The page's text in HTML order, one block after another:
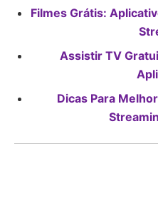
Filmes Grátis:
Assistir TV
Dicas Para